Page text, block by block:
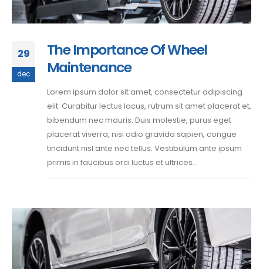
29
dec
The Importance Of Wheel
Maintenance
Lorem ipsum dolor sit amet, consectetur adipiscing
elit. Curabitur lectus lacus, rutrum sit amet placerat et,
bibendum nec mauris. Duis molestie, purus eget
placerat viverra, nisi odio gravida sapien, congue
tincidunt nisl ante nec tellus. Vestibulum ante ipsum
primis in faucibus orci luctus et ultrices...